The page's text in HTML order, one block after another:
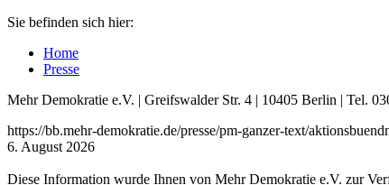
Sie befinden sich hier:
Home
Presse
Mehr Demokratie e.V. | Greifswalder Str. 4 | 10405 Berlin | Tel.
https://bb.mehr-demokratie.de/presse/pm-ganzer-text/
6. August 2026
Diese Information wurde Ihnen von Mehr Demokratie e.V. zur